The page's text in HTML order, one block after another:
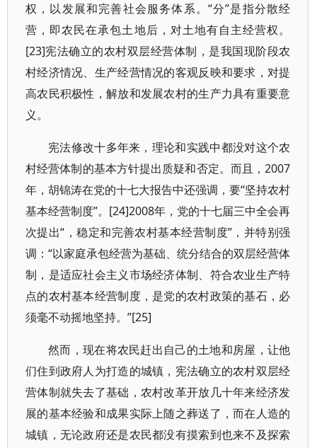
权，以发展和完善社会服务体系。“分”是指分散经
营，即农民在承包土地后，对土地有自主经营权。
[23]宪法确立的农村双层经营体制，是我国现阶段农
村经济情况、生产经营情况的客观反映和要求，对提
高农民积极性，解放和发展农村的生产力具有重要意
义。
宪法修改十多年来，理论和实践中都没对这个农
村经营体制的基本方针提出质疑和否定。而且，2007
年，胡锦涛在党的十七大报告中还强调，要“坚持农村
基本经营制度”。[24]2008年，党的十七届三中全会再
次提出“，稳定和完善农村基本经营制度”，并特别强
调：“以家庭承包经营为基础、统分结合的双层经营体
制，是适应社会主义市场经济体制、符合农业生产特
点的农村基本经营制度，是党的农村政策的基石，必
须毫不动摇地坚持。”[25]
然而，现在将农民赶出自己的土地和房屋，让他
们住到政府人为打造的城镇，宪法确立的农村双层经
营体制就失去了基础，农村改革开放几十年来经济发
展的基本经验和成果实际上随之葬送了，而在人造的
城镇，无论政府还是农民都没有摸索到也来不及探索